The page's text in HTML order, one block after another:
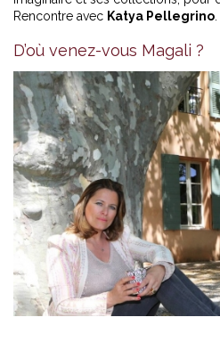
Rencontre avec Katya Pellegrino
D’où venez-vous Magali ?